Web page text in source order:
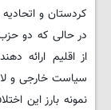
کردستان و
در حالی که دو
از اقلیم ارائه
سیاست خارجی و
نمونه بارز این